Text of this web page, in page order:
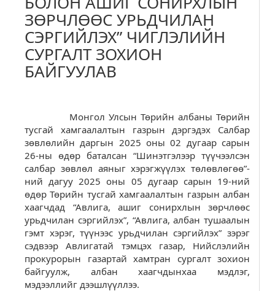
ЗӨРЧЛӨӨС УРЬДЧИЛАН
СЭРГИЙЛЭХ” ЧИГЛЭЛИЙН
СУРГАЛТ ЗОХИОН
БАЙГУУЛАВ
Монгол Улсын Төрийн албаны Төрийн
тусгай хамгаалалтын газрын дэргэдэх Салбар
зөвлөлийн даргын 2025 оны 02 дугаар сарын
26-ны өдөр баталсан “Шинэтгэлээр түүчээлсэн
салбар зөвлөл аяныг хэрэгжүүлэх төлөвлөгөө”-
ний дагуу 2025 оны 05 дугаар сарын 19-ний
өдөр Төрийн тусгай хамгаалалтын газрын албан
хаагчдад “Авлига, ашиг сонирхлын зөрчлөөс
урьдчилан сэргийлэх”, “Авлига, албан тушаалын
гэмт хэрэг, түүнээс урьдчилан сэргийлэх” зэрэг
сэдвээр Авлигатай тэмцэх газар, Нийслэлийн
прокурорын газартай хамтран сургалт зохион
байгуулж, албан хаагчдынхаа мэдлэг,
мэдээллийг дээшлүүллээ.